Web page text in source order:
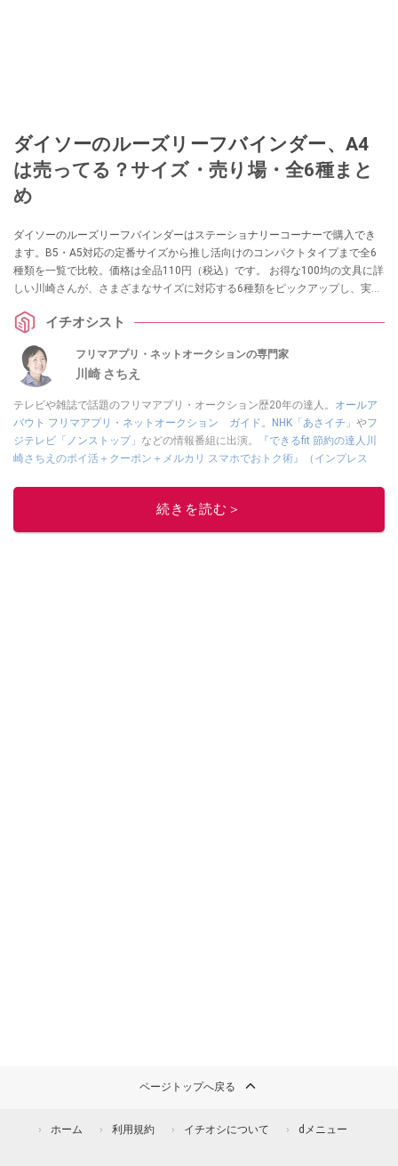
ダイソーのルーズリーフバインダー、A4
は売ってる？サイズ・売り場・全6種まと
め
ダイソーのルーズリーフバインダーはステーショナリーコーナーで購入でき
ます。B5・A5対応の定番サイズから推し活向けのコンパクトタイプまで全6
種類を一覧で比較。価格は全品110円（税込）です。 お得な100均の文具に詳
しい川崎さんが、さまざまなサイズに対応する6種類をピックアップし、実際
イチオシスト
フリマアプリ・ネットオークションの専門家
川崎 さちえ
テレビや雑誌で話題のフリマアプリ・オークション歴20年の達人。 オールア
バウト フリマアプリ・ネットオークション ガイド。 NHK「あさイチ」 やフ
ジテレビ「ノンストップ」 などの情報番組に出演。
『できるfit 節約の達人川
崎さちえのポイ活＋クーポン＋メルカリ スマホでおトク術』（インプレス
的に稼ぐ！』（翔泳社刊）
■経歴：2003年、夫が子育てをするために、突然会社を辞める。翌月からの
続きを読む＞
ページトップへ戻る
ホーム 利用規約 イチオシについて dメニュー